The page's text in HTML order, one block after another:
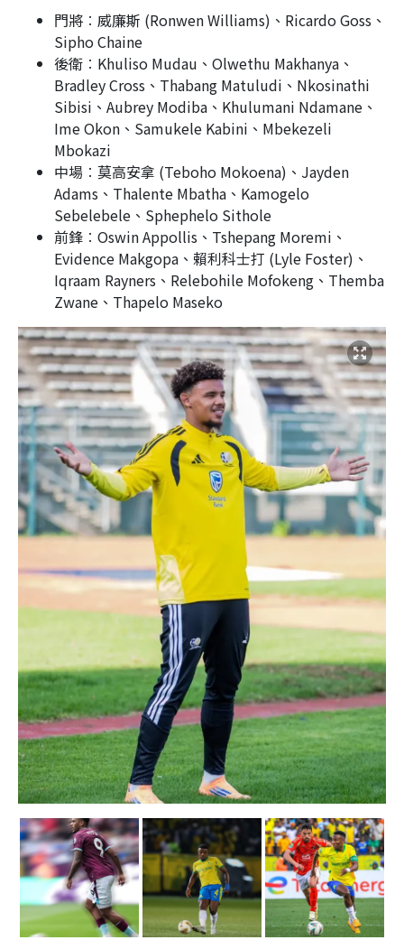
門將︰威廉斯 (Ronwen Williams)、Ricardo Goss、
Sipho Chaine
後衛︰Khuliso Mudau、Olwethu Makhanya、
Bradley Cross、Thabang Matuludi、Nkosinathi
Sibisi、Aubrey Modiba、Khulumani Ndamane、
Ime Okon、Samukele Kabini、Mbekezeli
Mbokazi
中場︰莫高安拿 (Teboho Mokoena)、Jayden
Adams、Thalente Mbatha、Kamogelo
Sebelebele、Sphephelo Sithole
前鋒︰Oswin Appollis、Tshepang Moremi、
Evidence Makgopa、賴利科士打 (Lyle Foster)、
Iqraam Rayners、Relebohile Mofokeng、Themba
Zwane、Thapelo Maseko